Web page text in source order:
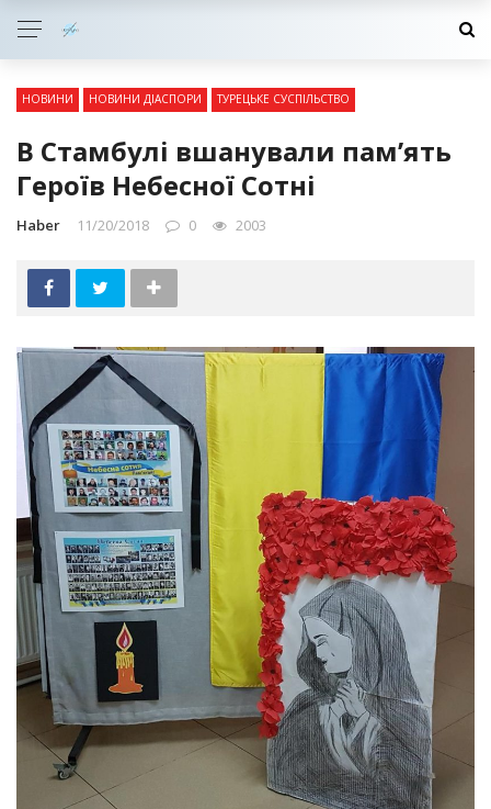
НОВИНИ НОВИНИ ДІАСПОРИ ТУРЕЦЬКЕ СУСПІЛЬСТВО
В Стамбулі вшанували пам’ять
Героїв Небесної Сотні
Haber 11/20/2018 0 2003